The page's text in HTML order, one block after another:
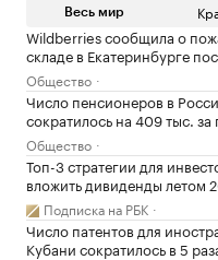
Весь мир
Wildberries сообщила о
складе в Екатеринбурге
Общество
Число пенсионеров в
сократилось на 409 тыс. за
Общество
Топ-3 стратегии для
вложить дивиденды летом
Подписка на РБК
Число патентов для
Кубани сократилось в 5